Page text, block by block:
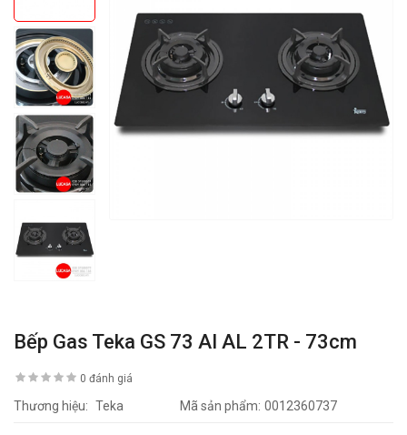
Bếp Gas Teka GS 73 AI AL 2TR - 73cm
0 đánh giá
Thương hiệu: Teka Mã sản phẩm: 0012360737